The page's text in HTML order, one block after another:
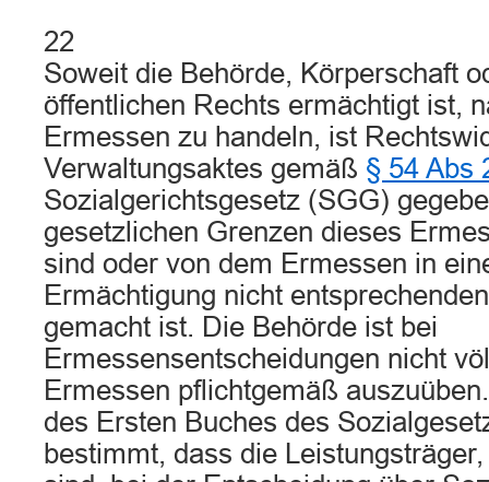
22
Soweit die Behörde, Körperschaft
öffentlichen Rechts ermächtigt ist,
Ermessen zu handeln, ist
Verwaltungsaktes gemäß § 54 Abs
Sozialgerichtsgesetz (SGG)
gesetzlichen Grenzen dieses
sind oder von dem Ermessen in
Ermächtigung nicht
gemacht ist. Die Behörde ist bei
Ermessensentscheidungen nicht
Ermessen pflichtgemäß
des Ersten Buches des
bestimmt, dass die